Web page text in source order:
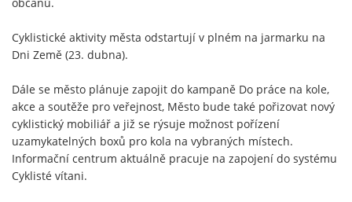
Cyklistické aktivity města odstartují v plném na jarmarku na
Dni Země (23. dubna).
Dále se město plánuje zapojit do kampaně Do práce na kole,
akce a soutěže pro veřejnost, Město bude také pořizovat nový
cyklistický mobiliář a již se rýsuje možnost pořízení
uzamykatelných boxů pro kola na vybraných místech.
Informační centrum aktuálně pracuje na zapojení do systému
Cyklisté vítani.